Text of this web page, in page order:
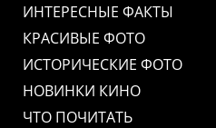
ИНТЕРЕСНЫЕ ФАКТЫ
КРАСИВЫЕ ФОТО
ИСТОРИЧЕСКИЕ ФОТО
НОВИНКИ КИНО
ЧТО ПОЧИТАТЬ